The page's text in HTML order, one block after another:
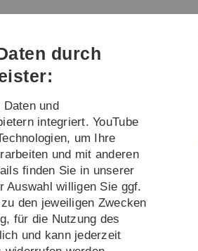
Direkt
Direkt
Direkt
(Sprache,
Drucken,
Social
Direkt
Direkt
Fakultät
Zulassungsausschüsse
durch
Daten und
integriert. YouTube
um Ihre
und mit anderen
finden Sie in unserer
Auswahl willigen Sie ggf.
den jeweiligen Zwecken
für die Nutzung des
und kann jederzeit